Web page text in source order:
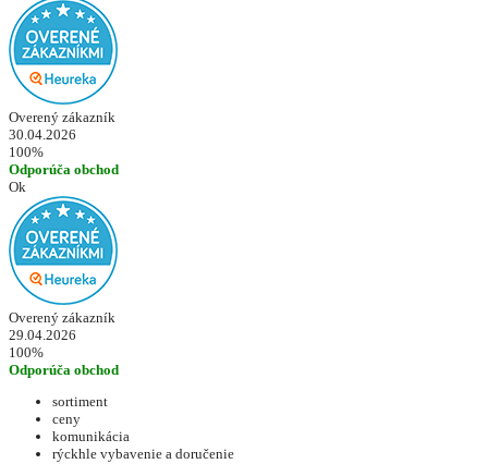
Overený zákazník
30.04.2026
100%
Odporúča obchod
Ok
Overený zákazník
29.04.2026
100%
Odporúča obchod
sortiment
ceny
komunikácia
rýckhle vybavenie a doručenie